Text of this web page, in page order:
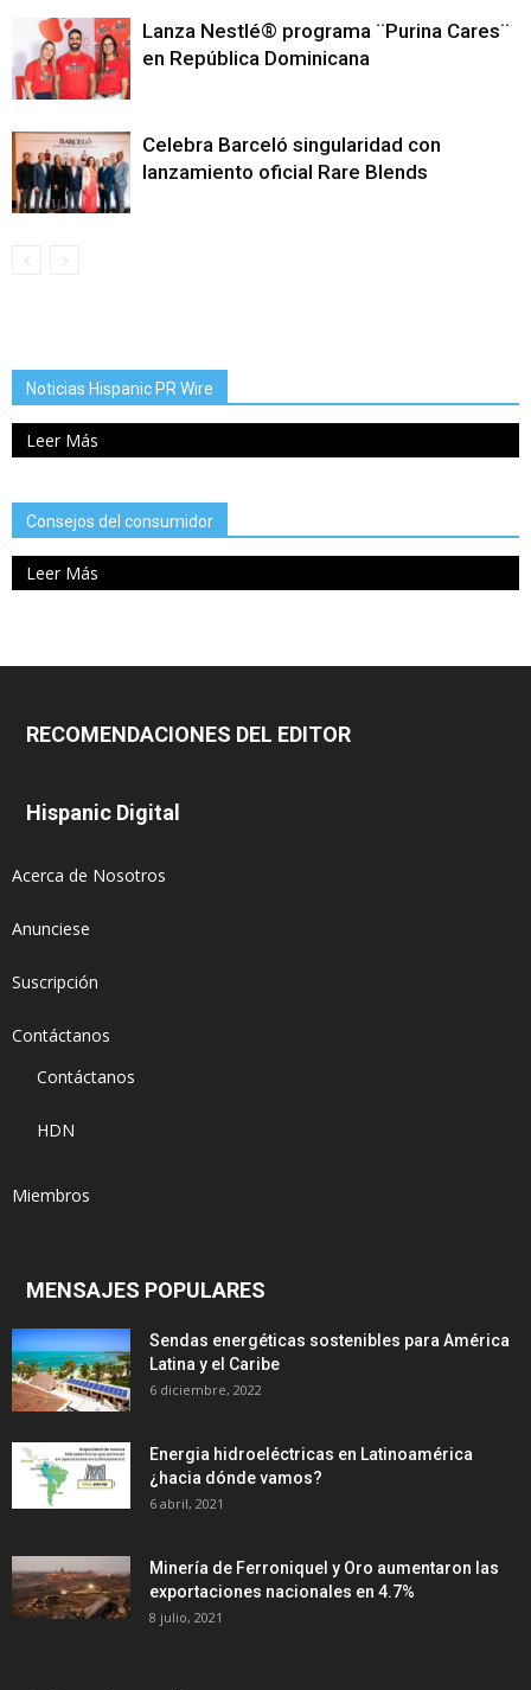
Lanza Nestlé® programa ¨Purina Cares¨
en República Dominicana
Celebra Barceló singularidad con
lanzamiento oficial Rare Blends
Noticias Hispanic PR Wire
Leer Más
Consejos del consumidor
Leer Más
RECOMENDACIONES DEL EDITOR
Hispanic Digital
Acerca de Nosotros
Anunciese
Suscripción
Contáctanos
Contáctanos
HDN
Miembros
MENSAJES POPULARES
Sendas energéticas sostenibles para América
Latina y el Caribe
6 diciembre, 2022
Energia hidroeléctricas en Latinoamérica
¿hacia dónde vamos?
6 abril, 2021
Minería de Ferroniquel y Oro aumentaron las
exportaciones nacionales en 4.7%
8 julio, 2021